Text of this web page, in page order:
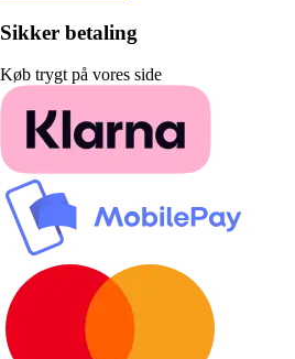
Sikker betaling
Køb trygt på vores side